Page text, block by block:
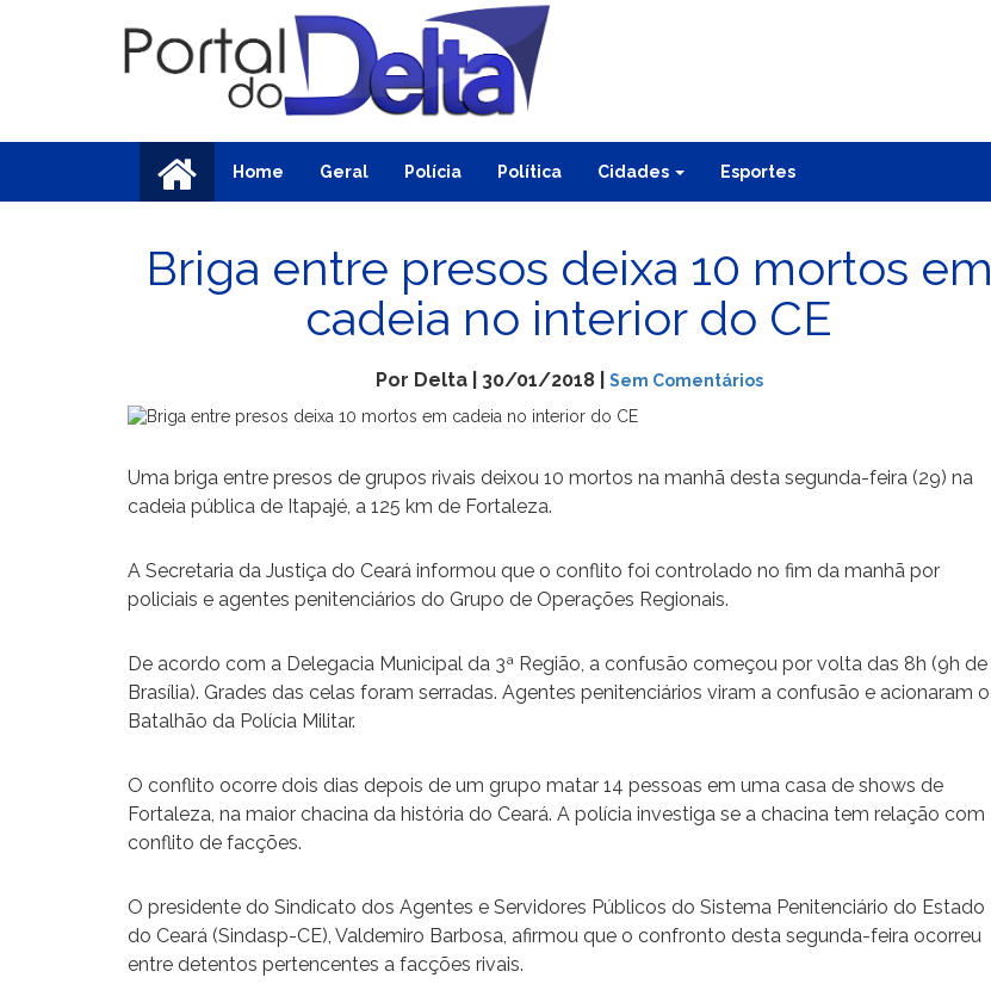
Home Geral Polícia Política Cidades Esportes
Briga entre presos deixa 10 mortos em
cadeia no interior do CE
Por Delta | 30/01/2018 | Sem Comentários
Uma briga entre presos de grupos rivais deixou 10 mortos na manhã desta segunda-feira (29) na
cadeia pública de Itapajé, a 125 km de Fortaleza.
A Secretaria da Justiça do Ceará informou que o conflito foi controlado no fim da manhã por
policiais e agentes penitenciários do Grupo de Operações Regionais.
De acordo com a Delegacia Municipal da 3ª Região, a confusão começou por volta das 8h (9h de
Brasília). Grades das celas foram serradas. Agentes penitenciários viram a confusão e acionaram o
Batalhão da Polícia Militar.
O conflito ocorre dois dias depois de um grupo matar 14 pessoas em uma casa de shows de
Fortaleza, na maior chacina da história do Ceará. A polícia investiga se a chacina tem relação com
conflito de facções.
O presidente do Sindicato dos Agentes e Servidores Públicos do Sistema Penitenciário do Estado
do Ceará (Sindasp-CE), Valdemiro Barbosa, afirmou que o confronto desta segunda-feira ocorreu
entre detentos pertencentes a facções rivais.